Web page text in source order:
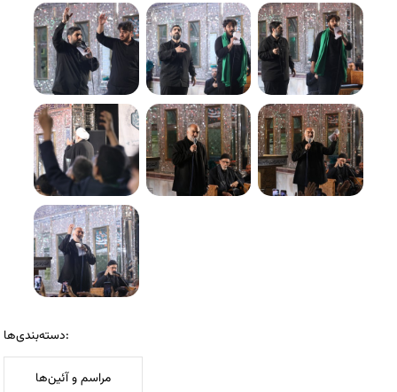
دسته‌بندی‌ها:
مراسم و آئین‌ها